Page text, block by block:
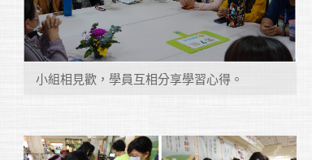
小組相見歡，學員互相分享學習心得。